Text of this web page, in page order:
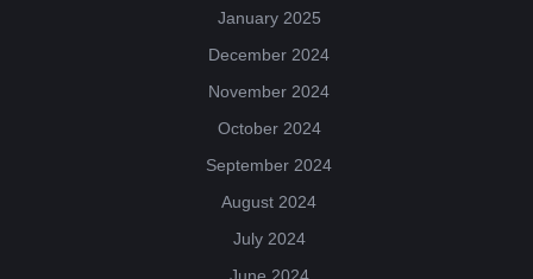
January 2025
December 2024
November 2024
October 2024
September 2024
August 2024
July 2024